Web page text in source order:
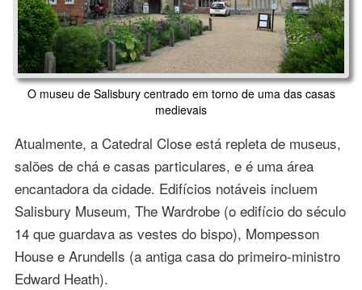
O museu de Salisbury centrado em torno de uma das casas
medievais
Atualmente, a Catedral Close está repleta de museus,
salões de chá e casas particulares, e é uma área
encantadora da cidade. Edifícios notáveis incluem
Salisbury Museum, The Wardrobe (o edifício do século
14 que guardava as vestes do bispo), Mompesson
House e Arundells (a antiga casa do primeiro-ministro
Edward Heath).